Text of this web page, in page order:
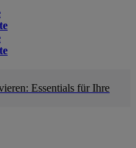
Essentials für Ihre